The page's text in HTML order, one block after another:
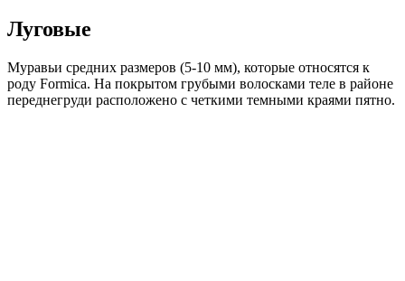
Луговые
Муравьи средних размеров (5-10 мм), которые относятся к
роду Formica. На покрытом грубыми волосками теле в районе
переднегруди расположено с четкими темными краями пятно.